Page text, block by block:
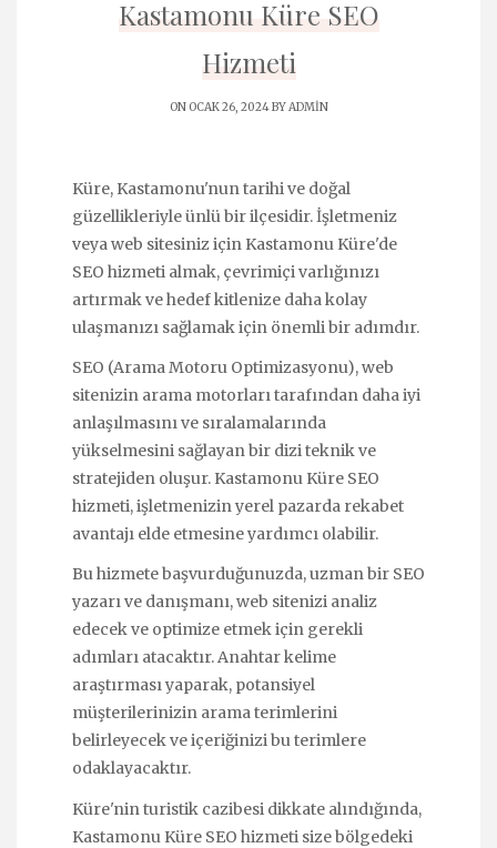
Kastamonu Küre SEO
Hizmeti
ON OCAK 26, 2024 BYADMIN
Küre, Kastamonu'nun tarihi ve doğal
güzellikleriyle ünlü bir ilçesidir. İşletmeniz
veya web sitesiniz için Kastamonu Küre'de
SEO hizmeti almak, çevrimiçi varlığınızı
artırmak ve hedef kitlenize daha kolay
ulaşmanızı sağlamak için önemli bir adımdır.
SEO (Arama Motoru Optimizasyonu), web
sitenizin arama motorları tarafından daha iyi
anlaşılmasını ve sıralamalarında
yükselmesini sağlayan bir dizi teknik ve
stratejiden oluşur. Kastamonu Küre SEO
hizmeti, işletmenizin yerel pazarda rekabet
avantajı elde etmesine yardımcı olabilir.
Bu hizmete başvurduğunuzda, uzman bir SEO
yazarı ve danışmanı, web sitenizi analiz
edecek ve optimize etmek için gerekli
adımları atacaktır. Anahtar kelime
araştırması yaparak, potansiyel
müşterilerinizin arama terimlerini
belirleyecek ve içeriğinizi bu terimlere
odaklayacaktır.
Küre'nin turistik cazibesi dikkate alındığında,
Kastamonu Küre SEO hizmeti size bölgedeki